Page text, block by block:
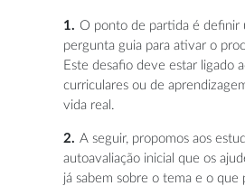
O ponto de partida é definir
pergunta guia para ativar o
Este desafio deve estar ligado
curriculares ou de
vida real.
A seguir, propomos aos
autoavaliação inicial que os
já sabem sobre o tema e o que